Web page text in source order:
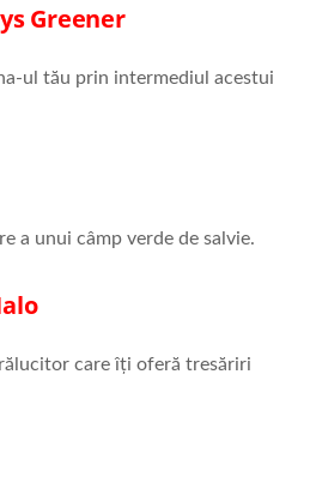
Greener
ul tău prin intermediul acestui
a unui câmp verde de salvie.
care îți oferă tresăriri